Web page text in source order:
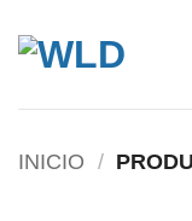
contenido
INICIO /